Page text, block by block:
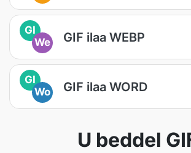
GI
We
GIF ilaa WEBP
GI
Wo
GIF ilaa WORD
U beddel